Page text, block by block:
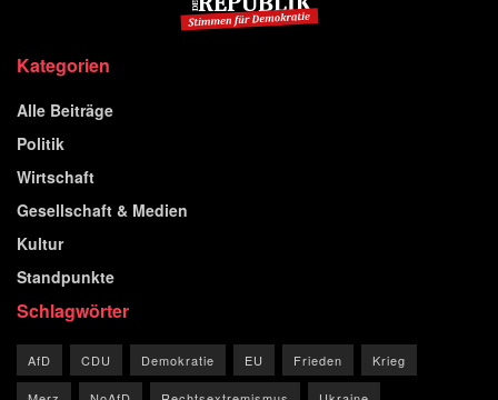
Kategorien
Alle Beiträge
Politik
Wirtschaft
Gesellschaft & Medien
Kultur
Standpunkte
Schlagwörter
AfD CDU Demokratie EU Frieden Krieg